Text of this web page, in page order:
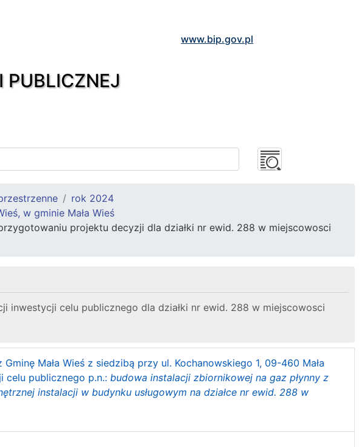
PUBLICZNEJ
www.bip.gov.pl
rok 2024
w gminie Mała Wieś
projektu decyzji dla działki nr ewid. 288 w miejscowosci
inwestycji celu publicznego dla działki nr ewid. 288 w miejscowosci
Mała Wieś z siedzibą przy ul. Kochanowskiego 1, 09-460 Mała
celu publicznego p.n.: budowa instalacji zbiornikowej na gaz płynny z
instalacji w budynku usługowym na działce nr ewid. 288 w